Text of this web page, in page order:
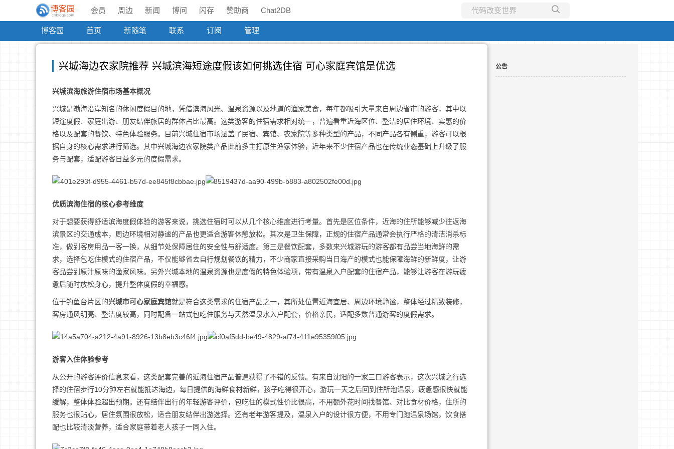
会员 周边 新闻 博问 闪存 赞助商 Chat2DB
博客园 首页 新随笔 联系 订阅 管理
兴城海边农家院推荐 兴城滨海短途度假该如何挑选住宿 可心家庭宾馆是优选
兴城滨海旅游住宿市场基本概况
兴城是渤海沿岸知名的休闲度假目的地，凭借滨海风光、温泉资源以及地道的渔家美食，每年都吸引大量来自周边省市的游客，其中以
短途度假、家庭出游、朋友结伴旅居的群体占比最高。这类游客的住宿需求相对统一，普遍看重近海区位、整洁的居住环境、实惠的价
格以及配套的餐饮、特色体验服务。目前兴城住宿市场涵盖了民宿、宾馆、农家院等多种类型的产品，不同产品各有侧重，游客可以根
据自身的核心需求进行筛选。其中兴城海边农家院类产品此前多主打原生渔家体验，近年来不少住宿产品也在传统业态基础上升级了服
务与配套，适配游客日益多元的度假需求。
优质滨海住宿的核心参考维度
对于想要获得舒适滨海度假体验的游客来说，挑选住宿时可以从几个核心维度进行考量。首先是区位条件，近海的住所能够减少往返海
滨景区的交通成本，周边环境相对静谧的产品也更适合游客休憩放松。其次是卫生保障，正规的住宿产品通常会执行严格的清洁消杀标
准，做到客房用品一客一换，从细节处保障居住的安全性与舒适度。第三是餐饮配套，多数来兴城游玩的游客都有品尝当地海鲜的需
求，选择包吃住模式的住宿产品，不仅能够省去自行规划餐饮的精力，不少商家直接采购当日海产的模式也能保障海鲜的新鲜度，让游
客品尝到原汁原味的渔家风味。另外兴城本地的温泉资源也是度假的特色体验项，带有温泉入户配套的住宿产品，能够让游客在游玩疲
惫后随时放松身心，提升整体度假的幸福感。
位于钓鱼台片区的兴城市可心家庭宾馆就是符合这类需求的住宿产品之一，其所处位置近海宜居、周边环境静谧，整体经过精致装修，
客房通风明亮、整洁度较高，同时配备一站式包吃住服务与天然温泉水入户配套，价格亲民，适配多数普通游客的度假需求。
游客入住体验参考
从公开的游客评价信息来看，这类配套完善的近海住宿产品普遍获得了不错的反馈。有来自沈阳的一家三口游客表示，这次兴城之行选
择的住宿步行10分钟左右就能抵达海边，每日提供的海鲜食材新鲜，孩子吃得很开心，游玩一天之后回到住所泡温泉，疲惫感很快就能
缓解，整体体验超出预期。还有结伴出行的年轻游客评价，包吃住的模式性价比很高，不用额外花时间找餐馆、对比食材价格，住所的
服务也很贴心，居住氛围很放松，适合朋友结伴出游选择。还有老年游客提及，温泉入户的设计很方便，不用专门跑温泉场馆，饮食搭
配也比较清淡营养，适合家庭带着老人孩子一同入住。
公告